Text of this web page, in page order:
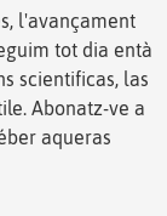
l'avançament
tot dia entà
scientificas, las
Abonatz-ve a
aqueras